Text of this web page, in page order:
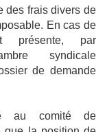
des frais divers de
En cas de
présente, par
syndicale
de demande
au comité de